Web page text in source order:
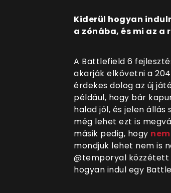
Kiderül hogyan
a zónába, és mi az a
A Battlefield 6
akarják elkövetni a
érdekes dolog az új
például, hogy bár
halad jól, és jelen
még lehet ezt is
másik pedig, hogy
mondjuk lehet nem is
@temporyal közzétett
hogyan indul egy